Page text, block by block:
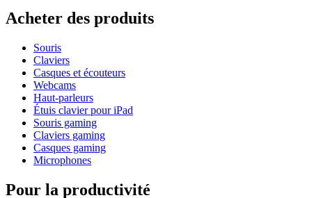
Acheter des produits
Souris
Claviers
Casques et écouteurs
Webcams
Haut-parleurs
Étuis clavier pour iPad
Souris gaming
Claviers gaming
Casques gaming
Microphones
Pour la productivité